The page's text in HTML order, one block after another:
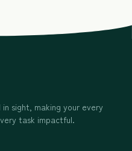
sight, making your every
task impactful.